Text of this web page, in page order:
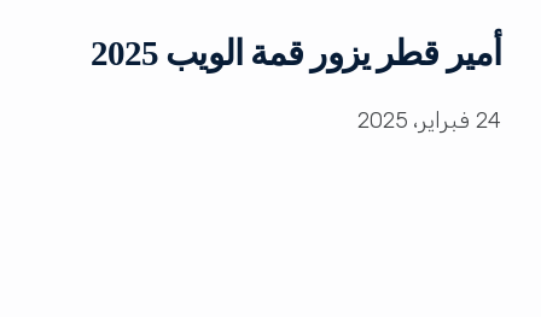
أمير قطر يزور قمة الويب 2025
24 فبراير، 2025